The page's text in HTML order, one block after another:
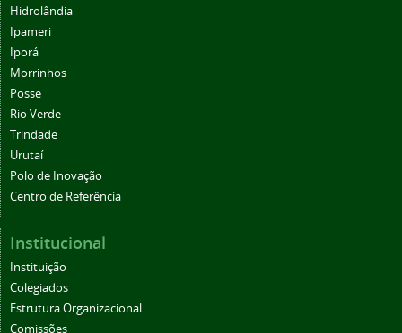
Hidrolândia
Ipameri
Iporá
Morrinhos
Posse
Rio Verde
Trindade
Urutaí
Polo de Inovação
Centro de Referência
Institucional
Instituição
Colegiados
Estrutura Organizacional
Comissões